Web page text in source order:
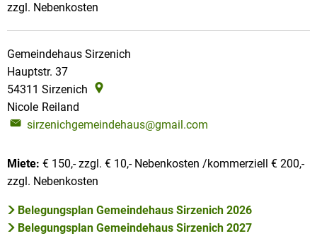
zzgl. Nebenkosten
Gemeindehaus Sirzenich
Hauptstr. 37
54311 Sirzenich
Nicole Reiland
sirzenichgemeindehaus@gmail.com
Miete: € 150,- zzgl. € 10,- Nebenkosten /kommerziell € 200,-
zzgl. Nebenkosten
Belegungsplan Gemeindehaus Sirzenich 2026
Belegungsplan Gemeindehaus Sirzenich 2027